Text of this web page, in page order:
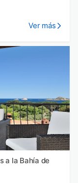
Ver más
a la Bahía de